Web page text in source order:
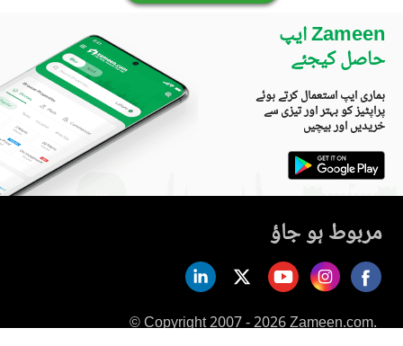
Zameen ایپ
حاصل کیجئے
ہماری ایپ استعمال کرتے ہوئے
پراپٹیز کو بہتر اور تیزی سے
خریدیں اور بیچیں
مربوط ہو جاؤ
© Copyright 2007 - 2026 Zameen.com.